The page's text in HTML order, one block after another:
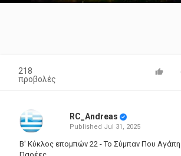
218
προβολές
RC_Andreas
Published Jul 31, 2025
Β' Κύκλος επομπών 22 - Το Σύμπαν Που